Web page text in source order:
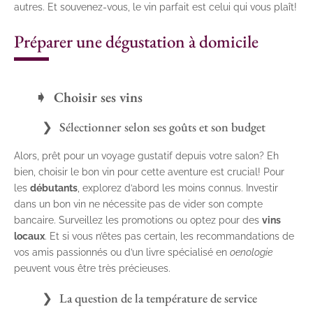
autres. Et souvenez-vous, le vin parfait est celui qui vous plaît!
Préparer une dégustation à domicile
Choisir ses vins
Sélectionner selon ses goûts et son budget
Alors, prêt pour un voyage gustatif depuis votre salon? Eh
bien, choisir le bon vin pour cette aventure est crucial! Pour
les débutants , explorez d’abord les moins connus. Investir
dans un bon vin ne nécessite pas de vider son compte
bancaire. Surveillez les promotions ou optez pour des vins
locaux. Et si vous n’êtes pas certain, les recommandations de
vos amis passionnés ou d’un livre spécialisé en oenologie
peuvent vous être très précieuses.
La question de la température de service